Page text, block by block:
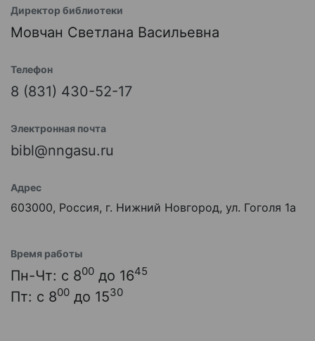
Директор библиотеки
Мовчан Светлана Васильевна
Телефон
8 (831) 430-52-17
Электронная почта
bibl@nngasu.ru
Адрес
603000, Россия, г. Нижний Новгород, ул. Гоголя 1а
Время работы
Пн-Чт: с 800 до 1645
Пт: с 800 до 1530